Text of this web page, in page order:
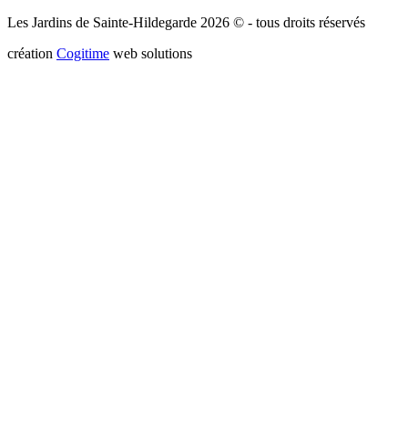
Les Jardins de Sainte-Hildegarde 2026 © - tous droits réservés
création Cogitime web solutions